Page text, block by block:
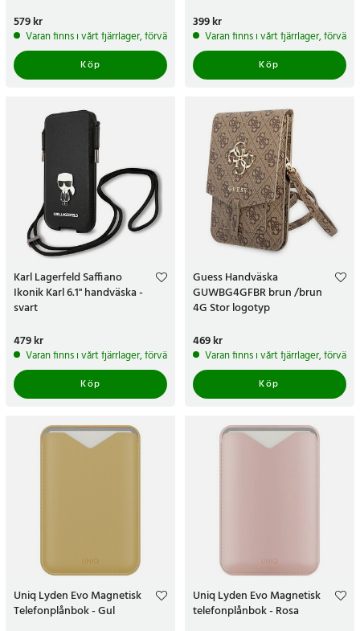
Pris:579 kr
579 kr
Varan finns i vårt fjärrlager, förväntas skickas inom 5-7 arbetsdagar
Köp
Pris:399 kr
399 kr
Varan finns i vårt fjärrlager,
Köp
Karl Lagerfeld Saffiano
Ikonik Karl 6.1'' handväska -
svart
Pris:479 kr
479 kr
Varan finns i vårt fjärrlager, förväntas skickas inom 5-7 arbetsdagar
Köp
Guess Handväska
GUWBG4GFBR brun /brun
4G Stor logotyp
Pris:469 kr
469 kr
Varan finns i vårt fjärrlager,
Köp
Uniq Lyden Evo Magnetisk
Telefonplånbok - Gul
Uniq Lyden Evo Magnetisk
telefonplånbok - Rosa